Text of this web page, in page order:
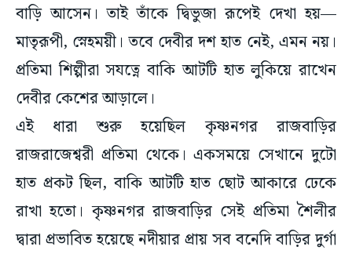
বাড়ি আসেন। তাই তাঁকে দ্বিভুজা রূপেই দেখা হয়—
মাতৃরূপী, স্নেহময়ী। তবে দেবীর দশ হাত নেই, এমন নয়।
প্রতিমা শিল্পীরা সযত্নে বাকি আটটি হাত লুকিয়ে রাখেন
দেবীর কেশের আড়ালে।
এই ধারা শুরু হয়েছিল কৃষ্ণনগর রাজবাড়ির
রাজরাজেশ্বরী প্রতিমা থেকে। একসময়ে সেখানে দুটো
হাত প্রকট ছিল, বাকি আটটি হাত ছোট আকারে ঢেকে
রাখা হতো। কৃষ্ণনগর রাজবাড়ির সেই প্রতিমা শৈলীর
দ্বারা প্রভাবিত হয়েছে নদীয়ার প্রায় সব বনেদি বাড়ির দুর্গা